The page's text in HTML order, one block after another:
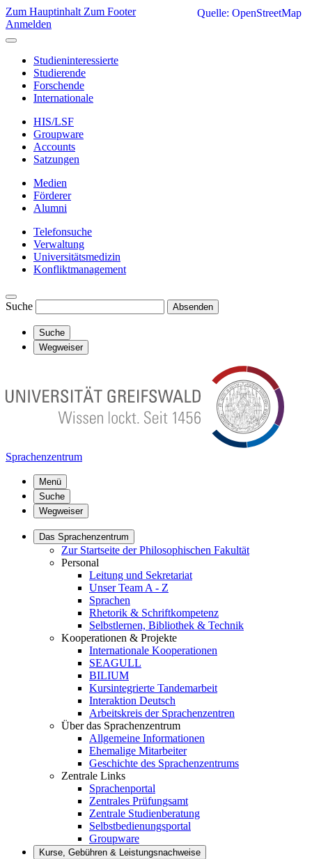
Zum Hauptinhalt Zum Footer
Anmelden
Studieninteressierte
Studierende
Forschende
Internationale
HIS/LSF
Groupware
Accounts
Satzungen
Medien
Förderer
Alumni
Telefonsuche
Verwaltung
Universitätsmedizin
Konfliktmanagement
Suche Absenden
Suche
Wegweiser
Sprachenzentrum
Menü
Suche
Wegweiser
Das Sprachenzentrum
Zur Startseite der Philosophischen Fakultät
Personal
Leitung und Sekretariat
Unser Team A - Z
Sprachen
Rhetorik & Schriftkompetenz
Selbstlernen, Bibliothek & Technik
Kooperationen & Projekte
Internationale Kooperationen
SEAGULL
BILIUM
Kursintegrierte Tandemarbeit
Interaktion Deutsch
Arbeitskreis der Sprachenzentren
Über das Sprachenzentrum
Allgemeine Informationen
Ehemalige Mitarbeiter
Geschichte des Sprachenzentrums
Zentrale Links
Sprachenportal
Zentrales Prüfungsamt
Zentrale Studienberatung
Selbstbedienungsportal
Groupware
Kurse, Gebühren & Leistungsnachweise
Quelle: OpenStreetMap